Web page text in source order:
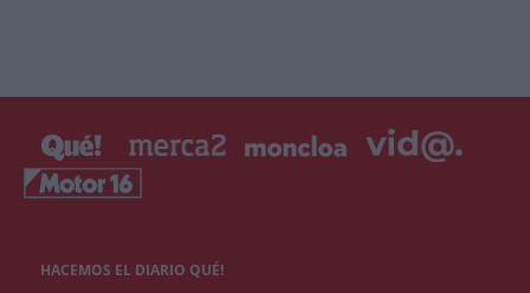
HACEMOS EL DIARIO QUÉ!